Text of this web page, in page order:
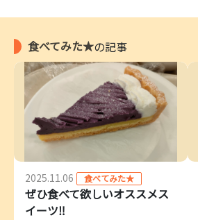
食べてみた★の記事
2025.11.06 食べてみた★
ぜひ食べて欲しいオススメス
イーツ‼